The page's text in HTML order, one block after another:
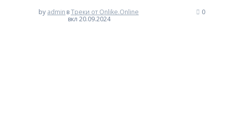
by admin вТреки от Onlike.Online
вкл 20.09.2024
0